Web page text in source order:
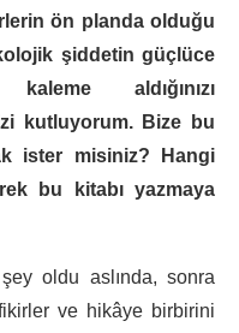
ön planda olduğu
şiddetin güçlüce
aldığınızı
kutluyorum. Bize bu
ister misiniz? Hangi
bu kitabı yazmaya
oldu aslında, sonra
ve hikâye birbirini